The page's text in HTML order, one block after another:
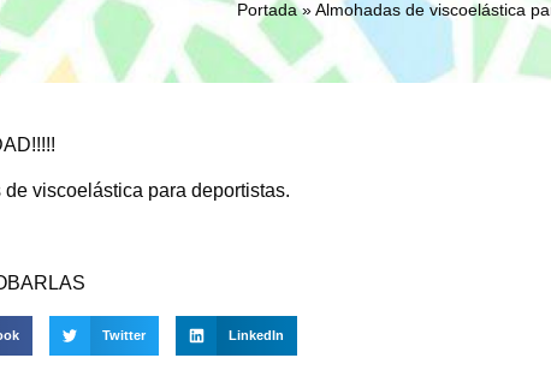
Portada» Almohadas de viscoelástica
viscoelástica para deportistas.
Twitter LinkedIn